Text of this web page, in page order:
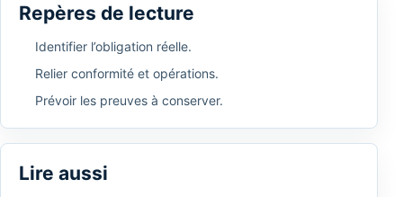
Repères de lecture
Identifier l’obligation réelle.
Relier conformité et opérations.
Prévoir les preuves à conserver.
Lire aussi